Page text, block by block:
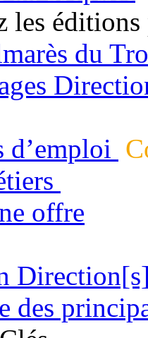
les éditions
du
d’emploi
offre
des